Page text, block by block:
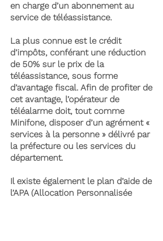
en charge d’un abonnement au
service de téléassistance.
La plus connue est le crédit
d’impôts, conférant une réduction
de 50% sur le prix de la
téléassistance, sous forme
d’avantage fiscal. Afin de profiter de
cet avantage, l’opérateur de
téléalarme doit, tout comme
Minifone, disposer d’un agrément «
services à la personne » délivré par
la préfecture ou les services du
département.
Il existe également le plan d’aide de
l’APA (Allocation Personnalisée